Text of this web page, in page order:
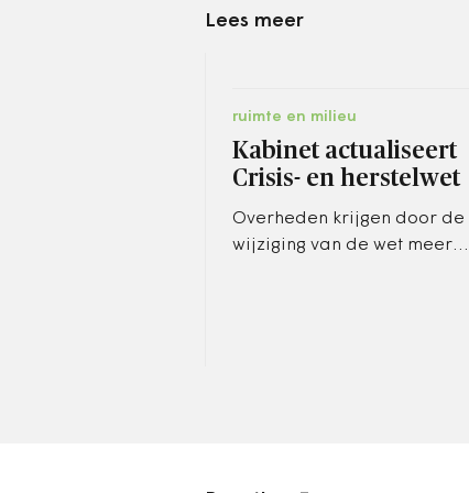
Lees meer
ruimte en milieu
Kabinet actualiseert
Crisis- en herstelwet
Overheden krijgen door de
wijziging van de wet meer